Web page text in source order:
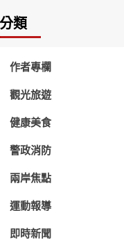
分類
作者專欄
觀光旅遊
健康美食
警政消防
兩岸焦點
運動報導
即時新聞